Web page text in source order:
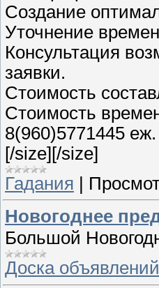
Создание
Уточнение
Консультация
заявки.
Стоимость
Стоимость
8(960)5771445
[/size][/size]
Гадания |
Новогоднее
Большой
Доска объявлений